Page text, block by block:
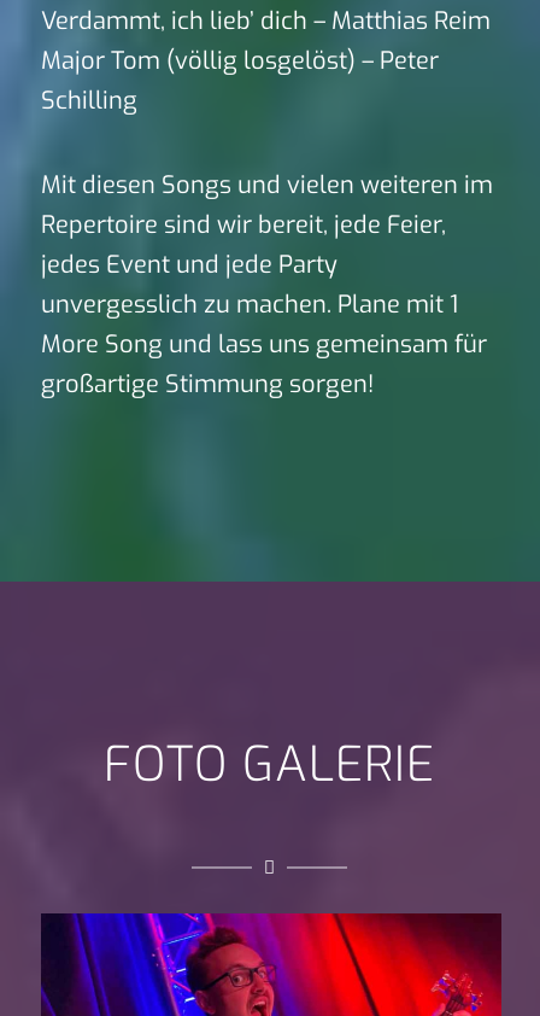
Verdammt, ich lieb’ dich – Matthias Reim
Major Tom (völlig losgelöst) – Peter
Schilling
Mit diesen Songs und vielen weiteren im
Repertoire sind wir bereit, jede Feier,
jedes Event und jede Party
unvergesslich zu machen. Plane mit 1
More Song und lass uns gemeinsam für
großartige Stimmung sorgen!
FOTO GALERIE